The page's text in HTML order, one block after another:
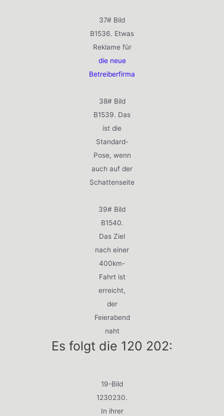
37# Bild
B1536. Etwas
Reklame für
die neue
Betreiberfirma
38# Bild
B1539. Das
ist die
Standard-
Pose, wenn
auch auf der
Schattenseite
39# Bild
B1540.
Das Ziel
nach einer
400km-
Fahrt ist
erreicht,
der
Feierabend
naht
Es folgt die 120 202:
19-Bild
1230230.
In ihrer